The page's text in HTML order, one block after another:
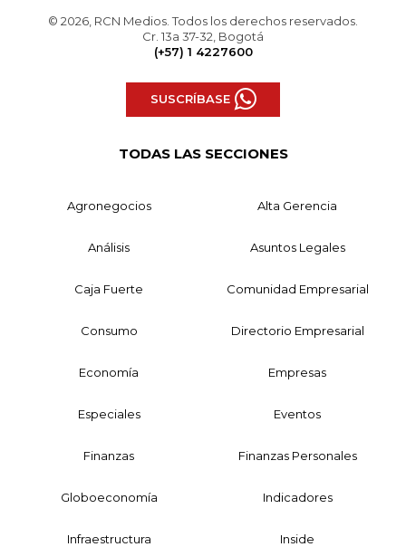
© 2026, RCN Medios. Todos los derechos reservados.
Cr. 13a 37-32, Bogotá
(+57) 1 4227600
SUSCRÍBASE
TODAS LAS SECCIONES
Agronegocios Alta Gerencia
Análisis Asuntos Legales
Caja Fuerte Comunidad Empresarial
Consumo Directorio Empresarial
Economía Empresas
Especiales Eventos
Finanzas Finanzas Personales
Globoeconomía Indicadores
Infraestructura Inside